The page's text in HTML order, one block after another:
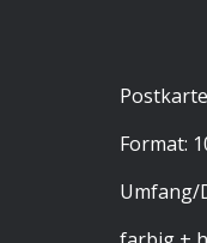
Format:
Umfang/